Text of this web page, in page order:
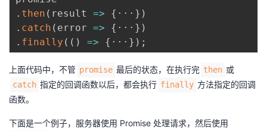
. then ( result => { ··· } )
. catch ( error => { ··· } )
. finally ( ( ) => { ··· } ) ;
上面代码中，不管 promise 最后的状态，在执行完 then 或
catch 指定的回调函数以后，都会执行 finally 方法指定的回调
函数。
下面是一个例子，服务器使用 Promise 处理请求，然后使用